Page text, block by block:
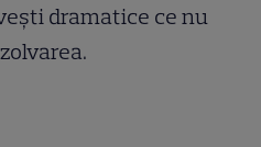
dramatice ce nu